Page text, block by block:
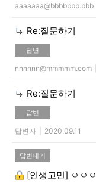
aaaaaaa@bbbbbbb.bbb
Re:질문하기
답변
nnnnnn@mmmmm.com
Re:질문하기
답변
답변자 2020.09.11
답변대기
[인생고민] ㅇㅇㅇ